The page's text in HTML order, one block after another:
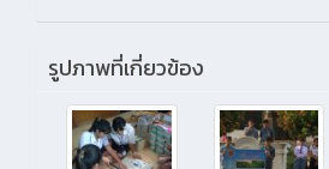
รูปภาพที่เกี่ยวข้อง